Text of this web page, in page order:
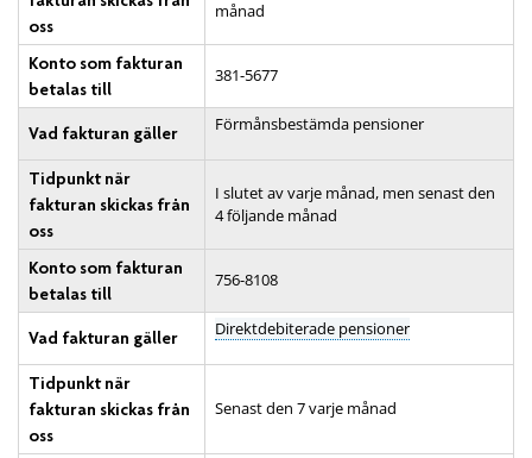
oss
månad
Konto som fakturan
betalas till
381-5677
Vad fakturan gäller Förmånsbestämda pensioner
Tidpunkt när
fakturan skickas från
oss
I slutet av varje månad, men senast den
4 följande månad
Konto som fakturan
betalas till
756-8108
Vad fakturan gäller Direktdebiterade pensioner
Tidpunkt när
fakturan skickas från
oss
Senast den 7 varje månad